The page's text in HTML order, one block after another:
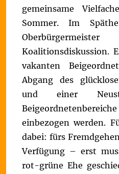
gemeinsame
Sommer.Im
Koalitionsdiskussion.
vakanten
Abgang des
und einer
einbezogen werden.
dabei: fürs
Verfügung – erst
rot-grüne Ehe